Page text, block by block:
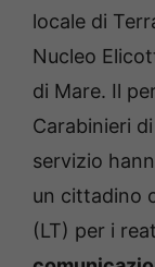
locale di
Nucleo
di Mare. Il
Carabinieri
servizio
un cittadino
(LT) per i